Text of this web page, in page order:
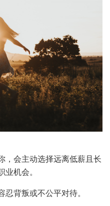
，会主动选择远离低薪且长
机会。
背叛或不公平对待。